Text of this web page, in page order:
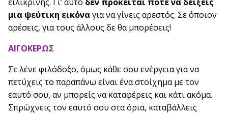
μια ψεύτικη εικόναγια να γίνεις αρεστός. Σε όποιον
αρέσεις, για τους άλλους δε θα μπορέσεις!
ΑΙΓΟΚΕΡΩΣ
Σε λένε φιλόδοξο, όμως κάθε σου ενέργεια για να
πετύχεις το παραπάνω είναι ένα στοίχημα με τον
εαυτό σου, αν μπορείς να καταφέρεις και κάτι ακόμα.
Σπρώχνεις τον εαυτό σου στα όρια, καταβάλλεις